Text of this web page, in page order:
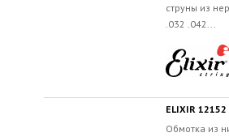
струны из
.032 .042...
ELIXIR 12152
Обмотка из